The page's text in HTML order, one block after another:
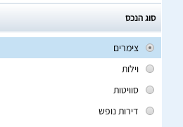
סוג הנכס
צימרים
וילות
סוויטות
דירות נופש